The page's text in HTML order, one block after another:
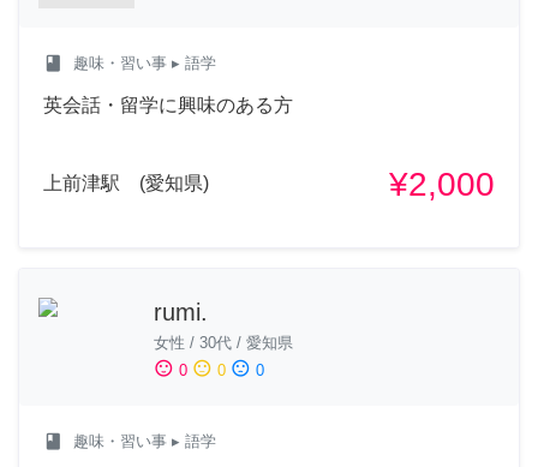
class 趣味・習い事 ▸ 語学
英会話・留学に興味のある方
上前津駅 (愛知県) ¥2,000
rumi.
女性 / 30代 / 愛知県
sentiment_satisfied 0 sentiment_neutral 0 sentiment_dissatisfied 0
class 趣味・習い事 ▸ 語学